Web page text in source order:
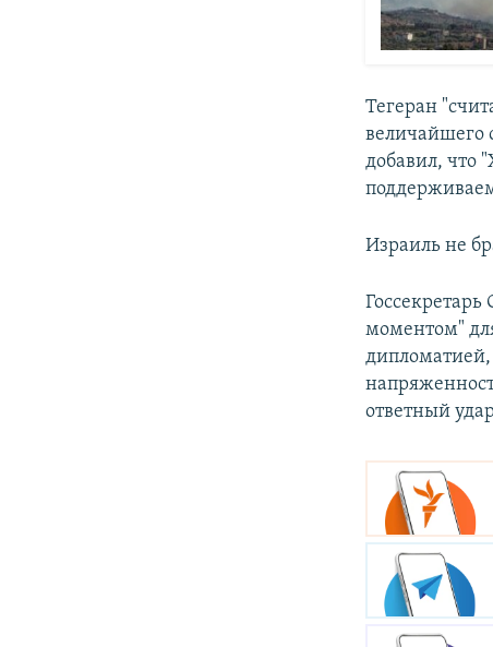
Тегеран
величайшего
добавил, что
Израиль не
моментом"
дипломатией,
ответный